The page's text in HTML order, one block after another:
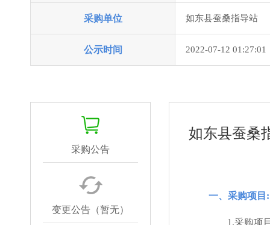
公告详情
采购单位 如东县蚕桑指导站
公示时间 2022-07-12 01:27:01
采购公告
变更公告（暂无）
如东县蚕桑
一、采购项目:
1.采购项